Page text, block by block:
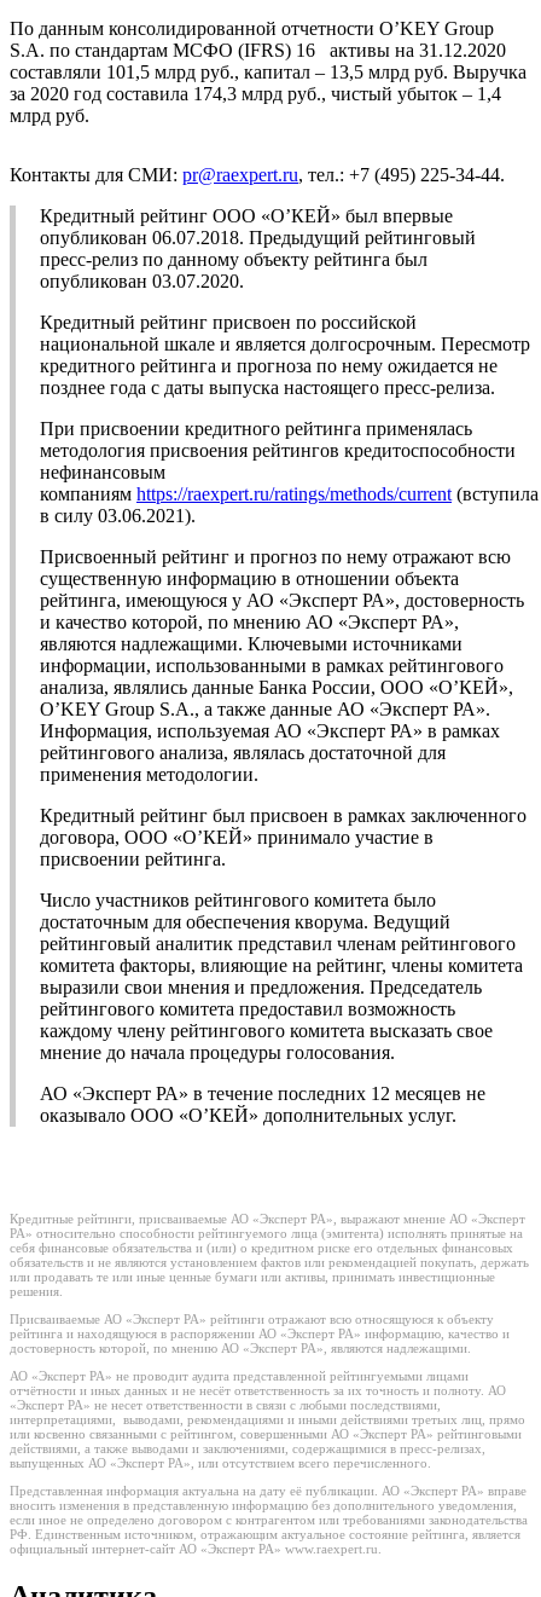
По данным консолидированной отчетности O’KEY Group
S.A. по стандартам МСФО (IFRS) 16 активы на 31.12.2020
составляли 101,5 млрд руб., капитал – 13,5 млрд руб. Выручка
за 2020 год составила 174,3 млрд руб., чистый убыток – 1,4
млрд руб.
Контакты для СМИ: pr@raexpert.ru, тел.: +7 (495) 225-34-44.
Кредитный рейтинг ООО «О’КЕЙ» был впервые
опубликован 06.07.2018. Предыдущий рейтинговый
пресс-релиз по данному объекту рейтинга был
опубликован 03.07.2020.
Кредитный рейтинг присвоен по российской
национальной шкале и является долгосрочным. Пересмотр
кредитного рейтинга и прогноза по нему ожидается не
позднее года с даты выпуска настоящего пресс-релиза.
При присвоении кредитного рейтинга применялась
методология присвоения рейтингов кредитоспособности
нефинансовым
компаниям https://raexpert.ru/ratings/methods/current (вступила
в силу 03.06.2021).
Присвоенный рейтинг и прогноз по нему отражают всю
существенную информацию в отношении объекта
рейтинга, имеющуюся у АО «Эксперт РА», достоверность
и качество которой, по мнению АО «Эксперт РА»,
являются надлежащими. Ключевыми источниками
информации, использованными в рамках рейтингового
анализа, являлись данные Банка России, ООО «О’КЕЙ»,
O’KEY Group S.A., а также данные АО «Эксперт РА».
Информация, используемая АО «Эксперт РА» в рамках
рейтингового анализа, являлась достаточной для
применения методологии.
Кредитный рейтинг был присвоен в рамках заключенного
договора, ООО «О’КЕЙ» принимало участие в
присвоении рейтинга.
Число участников рейтингового комитета было
достаточным для обеспечения кворума. Ведущий
рейтинговый аналитик представил членам рейтингового
комитета факторы, влияющие на рейтинг, члены комитета
выразили свои мнения и предложения. Председатель
рейтингового комитета предоставил возможность
каждому члену рейтингового комитета высказать свое
мнение до начала процедуры голосования.
АО «Эксперт РА» в течение последних 12 месяцев не
оказывало ООО «О’КЕЙ» дополнительных услуг.
Кредитные рейтинги, присваиваемые АО «Эксперт РА», выражают мнение АО «Эксперт
РА» относительно способности рейтингуемого лица (эмитента) исполнять принятые на
себя финансовые обязательства и (или) о кредитном риске его отдельных финансовых
обязательств и не являются установлением фактов или рекомендацией покупать, держать
или продавать те или иные ценные бумаги или активы, принимать инвестиционные
решения.
Присваиваемые АО «Эксперт РА» рейтинги отражают всю относящуюся к объекту
рейтинга и находящуюся в распоряжении АО «Эксперт РА» информацию, качество и
достоверность которой, по мнению АО «Эксперт РА», являются надлежащими.
АО «Эксперт РА» не проводит аудита представленной рейтингуемыми лицами
отчётности и иных данных и не несёт ответственность за их точность и полноту. АО
«Эксперт РА» не несет ответственности в связи с любыми последствиями,
интерпретациями, выводами, рекомендациями и иными действиями третьих лиц, прямо
или косвенно связанными с рейтингом, совершенными АО «Эксперт РА» рейтинговыми
действиями, а также выводами и заключениями, содержащимися в пресс-релизах,
выпущенных АО «Эксперт РА», или отсутствием всего перечисленного.
Представленная информация актуальна на дату её публикации. АО «Эксперт РА» вправе
вносить изменения в представленную информацию без дополнительного уведомления,
если иное не определено договором с контрагентом или требованиями законодательства
РФ. Единственным источником, отражающим актуальное состояние рейтинга, является
официальный интернет-сайт АО «Эксперт РА» www.raexpert.ru.